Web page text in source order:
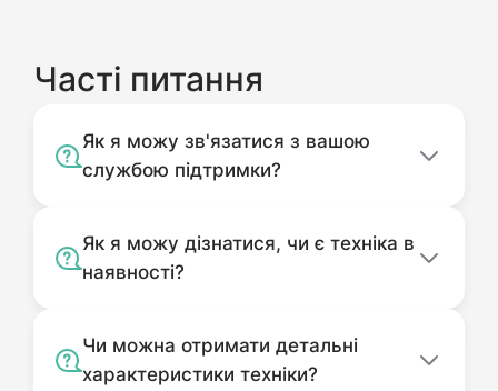
Часті питання
Як я можу зв'язатися з вашою
службою підтримки?
Як я можу дізнатися, чи є техніка в
наявності?
Чи можна отримати детальні
характеристики техніки?